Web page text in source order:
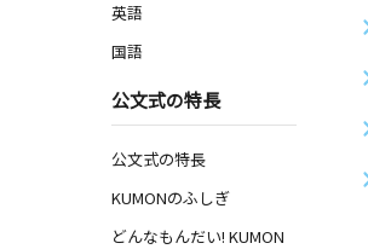
英語
国語
公文式の特長
公文式の特長
KUMONのふしぎ
どんなもんだい! KUMON